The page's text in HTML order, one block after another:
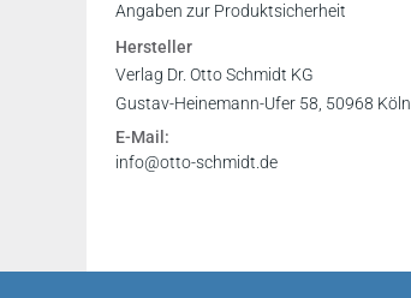
Angaben zur Produktsicherheit
Hersteller
Verlag Dr. Otto Schmidt KG
Gustav-Heinemann-Ufer 58, 50968 Köln
E-Mail:
info@otto-schmidt.de